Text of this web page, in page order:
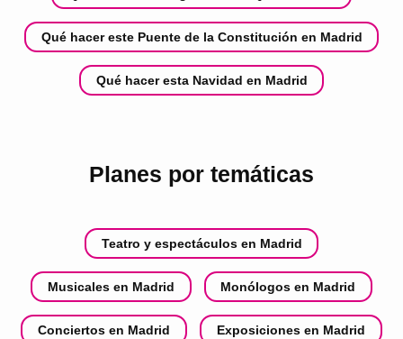
Qué hacer este Puente de la Constitución en Madrid
Qué hacer esta Navidad en Madrid
Planes por temáticas
Teatro y espectáculos en Madrid
Musicales en Madrid Monólogos en Madrid
Conciertos en Madrid Exposiciones en Madrid